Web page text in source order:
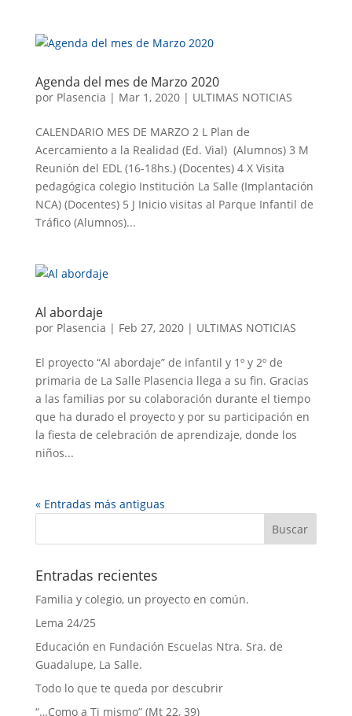
Agenda del mes de Marzo 2020
por Plasencia | Mar 1, 2020| ULTIMAS NOTICIAS
CALENDARIO MES DE MARZO 2 L Plan de
Acercamiento a la Realidad (Ed. Vial) (Alumnos) 3 M
Reunión del EDL (16-18hs.) (Docentes) 4 X Visita
pedagógica colegio Institución La Salle (Implantación
NCA) (Docentes) 5 J Inicio visitas al Parque Infantil de
Tráfico (Alumnos)...
Al abordaje
por Plasencia | Feb 27, 2020| ULTIMAS NOTICIAS
El proyecto “Al abordaje” de infantil y 1º y 2º de
primaria de La Salle Plasencia llega a su fin. Gracias
a las familias por su colaboración durante el tiempo
que ha durado el proyecto y por su participación en
la fiesta de celebración de aprendizaje, donde los
niños...
« Entradas más antiguas
Entradas recientes
Familia y colegio, un proyecto en común.
Lema 24/25
Educación en Fundación Escuelas Ntra. Sra. de
Guadalupe, La Salle.
Todo lo que te queda por descubrir
“…Como a Ti mismo” (Mt 22, 39)